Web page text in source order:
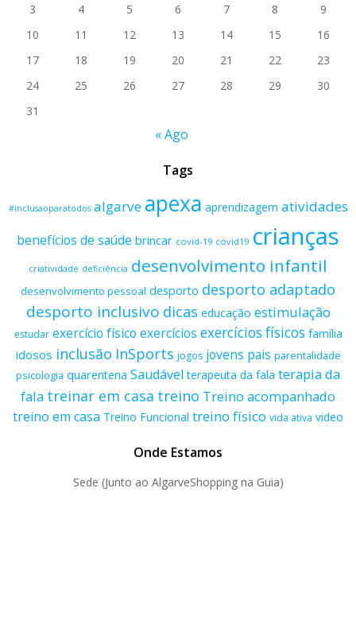
3
4 5 6 7 8
9
10
11 12 13 14 15
16
17
18 19 20 21 22
23
24
25 26 27 28 29
30
31
« Ago
Tags
#inclusaoparatodos algarve apexa aprendizagem atividades
benefícios de saúde brincar covid-19 covid19 crianças
criatividade deficiência desenvolvimento infantil
desenvolvimento pessoal desporto desporto adaptado
desporto inclusivo dicas educação estimulação
estudar exercício físico exercícios exercícios físicos família
idosos inclusão InSports jogos jovens pais parentalidade
psicologia quarentena Saudável terapeuta da fala terapia da
fala treinar em casa treino Treino acompanhado
treino em casa Treino Funcional treino físico vida ativa video
Onde Estamos
Sede (Junto ao AlgarveShopping na Guia)